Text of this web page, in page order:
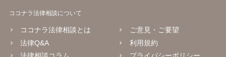
ココナラ法律相談について
ココナラ法律相談とは
法律Q&A
ご意見・ご要望
利用規約